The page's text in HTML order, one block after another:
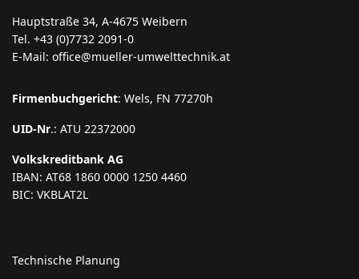
Hauptstraße 34, A-4675 Weibern
Tel. +43 (0)7732 2091-0
E-Mail: office@mueller-umwelttechnik.at
Firmenbuchgericht: Wels, FN 77270h
UID-Nr.: ATU 22372000
Volkskreditbank AG
IBAN: AT68 1860 0000 1250 4460
BIC: VKBLAT2L
Technische Planung